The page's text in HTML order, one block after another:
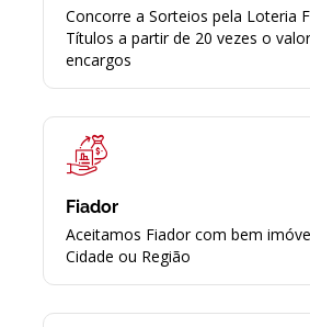
Concorre a Sorteios pela Loteria
Títulos a partir de 20 vezes o
encargos
Fiador
Aceitamos Fiador com bem
Cidade ou Região